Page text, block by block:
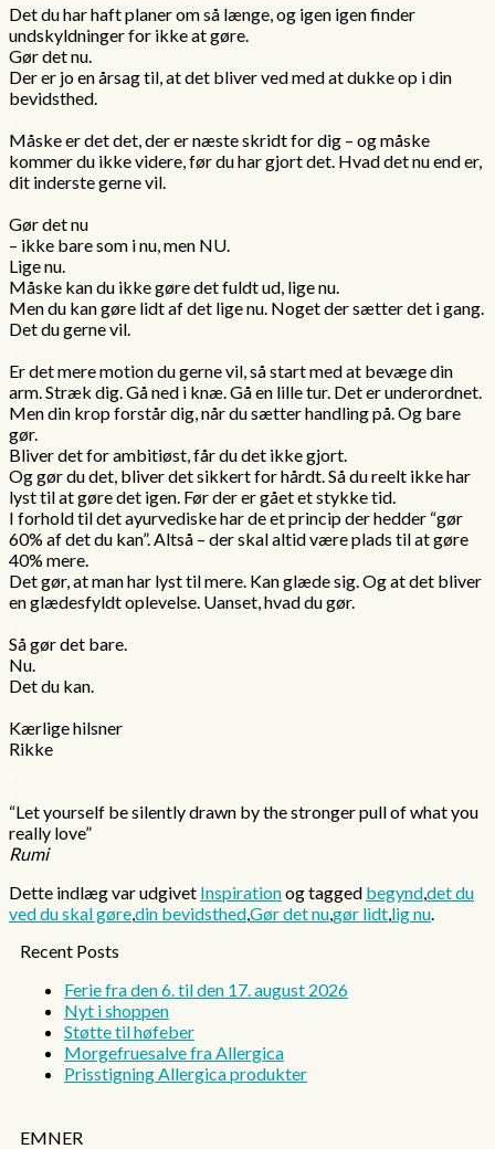
Det du har haft planer om så længe, og igen igen finder
undskyldninger for ikke at gøre.
Gør det nu.
Der er jo en årsag til, at det bliver ved med at dukke op i din
bevidsthed.
Måske er det det, der er næste skridt for dig – og måske
kommer du ikke videre, før du har gjort det. Hvad det nu end er,
dit inderste gerne vil.
Gør det nu
– ikke bare som i nu, men NU.
Lige nu.
Måske kan du ikke gøre det fuldt ud, lige nu.
Men du kan gøre lidt af det lige nu. Noget der sætter det i gang.
Det du gerne vil.
Er det mere motion du gerne vil, så start med at bevæge din
arm. Stræk dig. Gå ned i knæ. Gå en lille tur. Det er underordnet.
Men din krop forstår dig, når du sætter handling på. Og bare
gør.
Bliver det for ambitiøst, får du det ikke gjort.
Og gør du det, bliver det sikkert for hårdt. Så du reelt ikke har
lyst til at gøre det igen. Før der er gået et stykke tid.
I forhold til det ayurvediske har de et princip der hedder “gør
60% af det du kan”. Altså – der skal altid være plads til at gøre
40% mere.
Det gør, at man har lyst til mere. Kan glæde sig. Og at det bliver
en glædesfyldt oplevelse. Uanset, hvad du gør.
Så gør det bare.
Nu.
Det du kan.
Kærlige hilsner
Rikke
“Let yourself be silently drawn by the stronger pull of what you
really love”
Rumi
Dette indlæg var udgivet Inspirationog tagged begynd,det du
ved du skal gøre,din bevidsthed,Gør det nu,gør lidt,lig nu.
Recent Posts
Ferie fra den 6. til den 17. august 2026
Nyt i shoppen
Støtte til høfeber
Morgefruesalve fra Allergica
Prisstigning Allergica produkter
EMNER